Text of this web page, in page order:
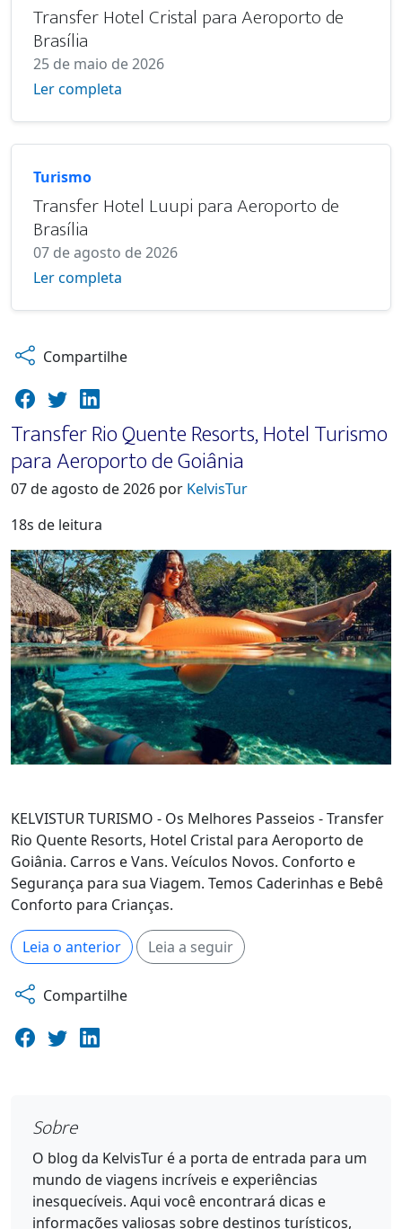
Transfer Hotel Cristal para Aeroporto de
Brasília
25 de maio de 2026
Ler completa
Turismo
Transfer Hotel Luupi para Aeroporto de
Brasília
07 de agosto de 2026
Ler completa
Compartilhe
Transfer Rio Quente Resorts, Hotel Turismo
para Aeroporto de Goiânia
07 de agosto de 2026 por KelvisTur
18s de leitura
KELVISTUR TURISMO - Os Melhores Passeios - Transfer
Rio Quente Resorts, Hotel Cristal para Aeroporto de
Goiânia. Carros e Vans. Veículos Novos. Conforto e
Segurança para sua Viagem. Temos Caderinhas e Bebê
Conforto para Crianças.
Leia o anterior Leia a seguir
Compartilhe
Sobre
O blog da KelvisTur é a porta de entrada para um
mundo de viagens incríveis e experiências
inesquecíveis. Aqui você encontrará dicas e
informações valiosas sobre destinos turísticos,